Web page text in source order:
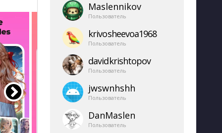
Maslennikov
Пользователь
krivosheevoa1968
Пользователь
davidkrishtopov
Пользователь
jwswnhshh
Пользователь
DanMaslen
Пользователь